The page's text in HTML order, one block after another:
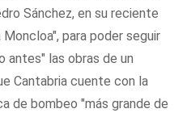
Sánchez, en su reciente
para poder seguir
antes" las obras de un
Cantabria cuente con la
de bombeo "más grande de